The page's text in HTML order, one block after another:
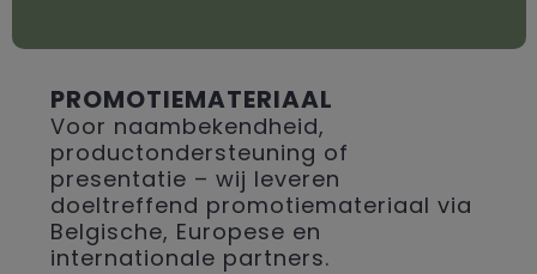
PROMOTIEMATERIAAL
Voor naambekendheid,
productondersteuning of
presentatie – wij leveren
doeltreffend promotiemateriaal via
Belgische, Europese en
internationale partners.